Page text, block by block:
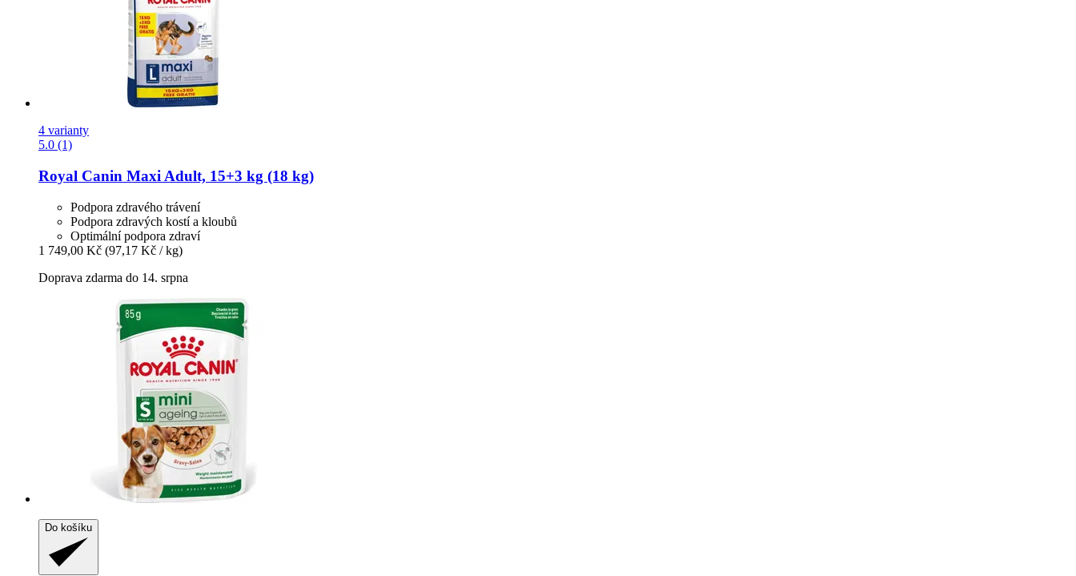
4 varianty
5.0 (1)
Royal Canin Maxi Adult, 15+3 kg (18 kg)
Podpora zdravého trávení
Podpora zdravých kostí a kloubů
Optimální podpora zdraví
1 749,00 Kč (97,17 Kč / kg)
Doprava zdarma do 14. srpna
Do košíku